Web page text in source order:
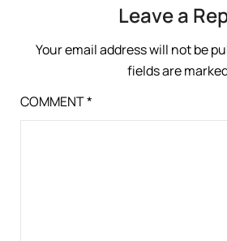
Leave a
Your email address will not be
fields are
COMMENT*